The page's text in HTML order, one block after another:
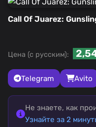
Call Of Juarez:
Цена (с русским):
Telegram Avito
Не знаете, как
Узнайте за 2